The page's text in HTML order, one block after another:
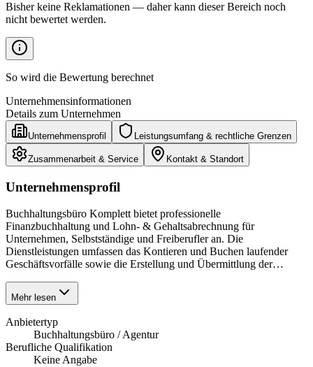
Bisher keine Reklamationen — daher kann dieser Bereich noch
nicht bewertet werden.
So wird die Bewertung berechnet
Unternehmensinformationen
Details zum Unternehmen
Unternehmensprofil Leistungsumfang & rechtliche Grenzen
Zusammenarbeit & Service Kontakt & Standort
Unternehmensprofil
Buchhaltungsbüro Komplett bietet professionelle
Finanzbuchhaltung und Lohn- & Gehaltsabrechnung für
Unternehmen, Selbstständige und Freiberufler an. Die
Dienstleistungen umfassen das Kontieren und Buchen laufender
Geschäftsvorfälle sowie die Erstellung und Übermittlung der…
Mehr lesen
Anbietertyp
Buchhaltungsbüro / Agentur
Berufliche Qualifikation
Keine Angabe